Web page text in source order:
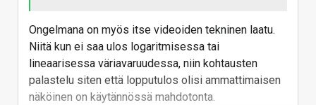
Ongelmana on myös itse videoiden tekninen laatu.
Niitä kun ei saa ulos logaritmisessa tai
lineaarisessa väriavaruudessa, niin kohtausten
palastelu siten että lopputulos olisi ammattimaisen
näköinen on käytännössä mahdotonta.